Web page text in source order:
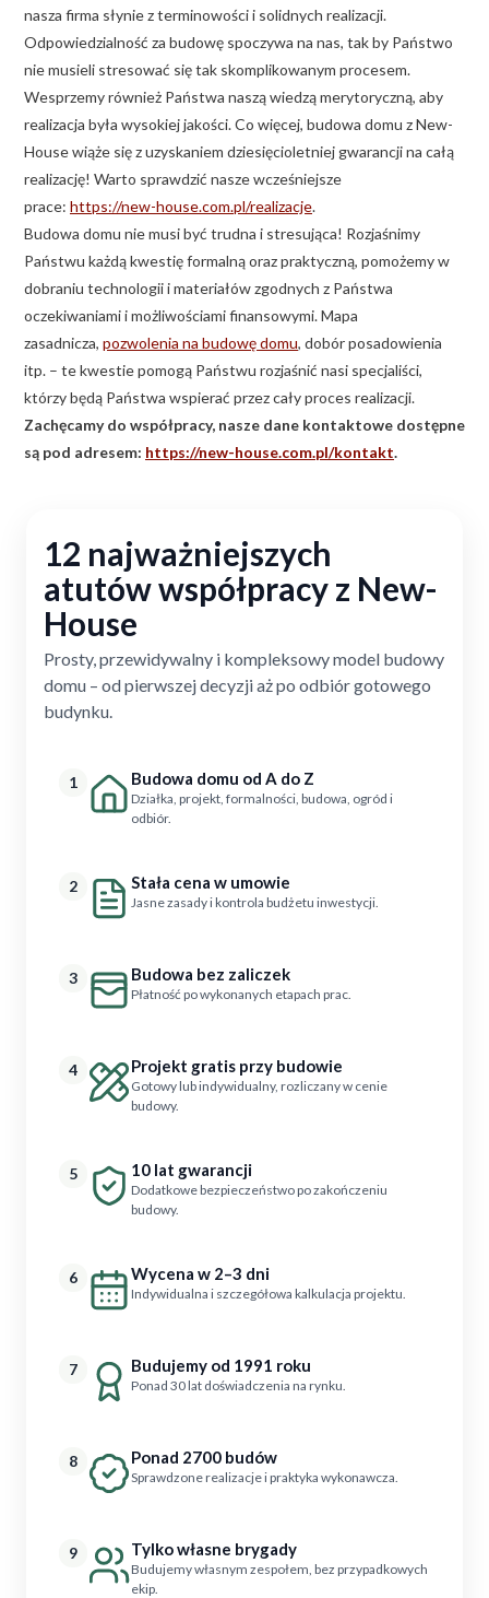
nasza firma słynie z terminowości i solidnych realizacji.
Odpowiedzialność za budowę spoczywa na nas, tak by Państwo
nie musieli stresować się tak skomplikowanym procesem.
Wesprzemy również Państwa naszą wiedzą merytoryczną, aby
realizacja była wysokiej jakości. Co więcej, budowa domu z New-
House wiąże się z uzyskaniem dziesięcioletniej gwarancji na całą
realizację! Warto sprawdzić nasze wcześniejsze
prace: https://new-house.com.pl/realizacje.
Budowa domu nie musi być trudna i stresująca! Rozjaśnimy
Państwu każdą kwestię formalną oraz praktyczną, pomożemy w
dobraniu technologii i materiałów zgodnych z Państwa
oczekiwaniami i możliwościami finansowymi. Mapa
zasadnicza, pozwolenia na budowę domu, dobór posadowienia
itp. – te kwestie pomogą Państwu rozjaśnić nasi specjaliści,
którzy będą Państwa wspierać przez cały proces realizacji.
Zachęcamy do współpracy, nasze dane kontaktowe dostępne
są pod adresem: https://new-house.com.pl/kontakt.
12 najważniejszych
atutów współpracy z New-
House
Prosty, przewidywalny i kompleksowy model budowy
domu – od pierwszej decyzji aż po odbiór gotowego
budynku.
1 Budowa domu od A do Z
Działka, projekt, formalności, budowa, ogród i
odbiór.
2 Stała cena w umowie
Jasne zasady i kontrola budżetu inwestycji.
3 Budowa bez zaliczek
Płatność po wykonanych etapach prac.
4 Projekt gratis przy budowie
Gotowy lub indywidualny, rozliczany w cenie
budowy.
5 10 lat gwarancji
Dodatkowe bezpieczeństwo po zakończeniu
budowy.
6 Wycena w 2–3 dni
Indywidualna i szczegółowa kalkulacja projektu.
7 Budujemy od 1991 roku
Ponad 30 lat doświadczenia na rynku.
8 Ponad 2700 budów
Sprawdzone realizacje i praktyka wykonawcza.
9 Tylko własne brygady
Budujemy własnym zespołem, bez przypadkowych
ekip.